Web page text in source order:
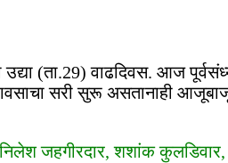
(ता.29) वाढदिवस. आज
सरी सुरू असतानाही
जहगीरदार, शशांक